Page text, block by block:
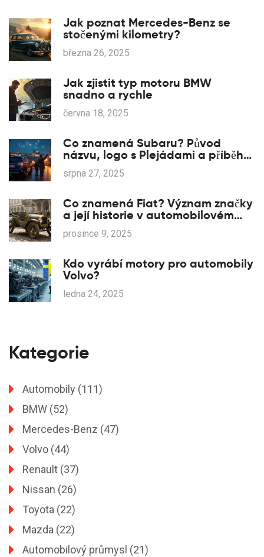
Jak poznat Mercedes-Benz se
stočenými kilometry?
března 26, 2025
Jak zjistit typ motoru BMW
snadno a rychle
června 18, 2025
Co znamená Subaru? Původ
názvu, logo s Plejádami a příběh
značky
srpna 27, 2025
Co znamená Fiat? Význam značky
a její historie v automobilovém
průmyslu
prosince 9, 2025
Kdo vyrábí motory pro automobily
Volvo?
ledna 24, 2025
Kategorie
Automobily (111)
BMW (52)
Mercedes-Benz (47)
Volvo (44)
Renault (37)
Nissan (26)
Toyota (22)
Mazda (22)
Automobilový průmysl (21)